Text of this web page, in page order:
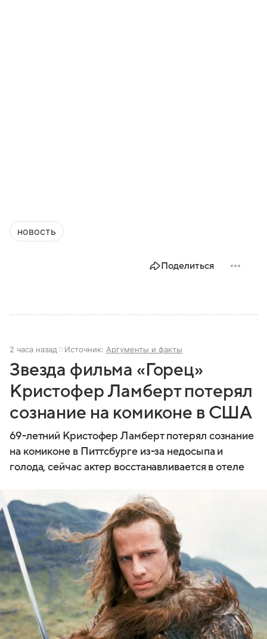
новость
Поделиться
2 часа назад Источник: Аргументы и факты
Звезда фильма «Горец»
Кристофер Ламберт потерял
сознание на комиконе в США
69-летний Кристофер Ламберт потерял сознание
на комиконе в Питтсбурге из-за недосыпа и
голода, сейчас актер восстанавливается в отеле